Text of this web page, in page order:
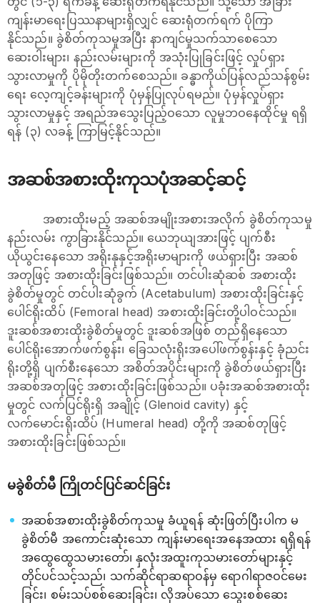
ကျန်းမာရေးပြဿနာများရှိလျှင် ဆေးရုံတက်ရက် ပိုကြာ
နိုင်သည်။ ခွဲစိတ်ကုသမှုအပြီး နာကျင်မှုသက်သာစေသော
ဆေးဝါးများ၊ နည်းလမ်းများကို အသုံးပြုခြင်းဖြင့် လှုပ်ရှား
သွားလာမှုကို ပိုမိုတိုးတက်စေသည်။ ခန္ဓာကိုယ်ပြန်လည်သန်စွမ်း
ရေး လေ့ကျင့်ခန်းများကို ပုံမှန်ပြုလုပ်ရမည်။ ပုံမှန်လှုပ်ရှား
သွားလာမှုနှင့် အရည်အသွေးပြည့်ဝသော လူမှုဘဝနေထိုင်မှု ရရှိ
ရန် (၃) လခန့် ကြာမြင့်နိုင်သည်။
အဆစ်အစားထိုးကုသပုံအဆင့်ဆင့်
အစားထိုးမည့် အဆစ်အမျိုးအစားအလိုက် ခွဲစိတ်ကုသမှု
နည်းလမ်း ကွာခြားနိုင်သည်။ ယေဘုယျအားဖြင့် ပျက်စီး
ယိုယွင်းနေသော အရိုးနုနှင့်အရိုးမာများကို ဖယ်ရှားပြီး အဆစ်
အတုဖြင့် အစားထိုးခြင်းဖြစ်သည်။ တင်ပါးဆုံဆစ် အစားထိုး
ခွဲစိတ်မှုတွင် တင်ပါးဆုံခွက် (Acetabulum) အစားထိုးခြင်းနှင့်
ပေါင်ရိုးထိပ် (Femoral head) အစားထိုးခြင်းတို့ပါဝင်သည်။
ဒူးဆစ်အစားထိုးခွဲစိတ်မှုတွင် ဒူးဆစ်အဖြစ် တည်ရှိနေသော
ပေါင်ရိုးအောက်ဖက်စွန်း၊ ခြေသလုံးရိုးအပေါ်ဖက်စွန်းနှင့် ခုံညင်း
ရိုးတို့ရှိ ပျက်စီးနေသော အစိတ်အပိုင်းများကို ခွဲစိတ်ဖယ်ရှားပြီး
အဆစ်အတုဖြင့် အစားထိုးခြင်းဖြစ်သည်။ ပခုံးအဆစ်အစားထိုး
မှုတွင် လက်ပြင်ရိုးရှိ အချိုင့် (Glenoid cavity) နှင့်
လက်မောင်းရိုးထိပ် (Humeral head) တို့ကို အဆစ်တုဖြင့်
အစားထိုးခြင်းဖြစ်သည်။
မခွဲစိတ်မီ ကြိုတင်ပြင်ဆင်ခြင်း
အဆစ်အစားထိုးခွဲစိတ်ကုသမှု ခံယူရန် ဆုံးဖြတ်ပြီးပါက မ
ခွဲစိတ်မီ အကောင်းဆုံးသော ကျန်းမာရေးအနေအထား ရရှိရန်
အထွေထွေသမားတော်၊ နှလုံးအထူးကုသမားတော်များနှင့်
တိုင်ပင်သင့်သည်၊ သက်ဆိုင်ရာဆရာဝန်မှ ရောဂါရာဇဝင်မေး
ခြင်း၊ စမ်းသပ်စစ်ဆေးခြင်း၊ လိုအပ်သော သွေးစစ်ဆေး